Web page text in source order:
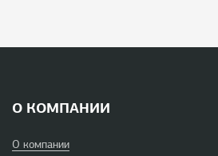
О КОМПАНИИ
О компании